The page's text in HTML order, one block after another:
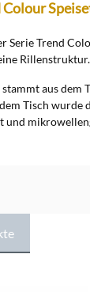
Serie Trend
aus dem
Tisch wurde
und